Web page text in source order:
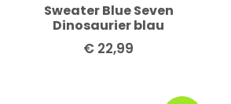
Sweater Blue Seven
Dinosaurier blau
€ 22,99